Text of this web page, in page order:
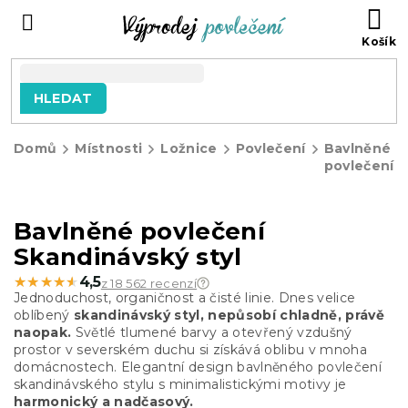
HLEDAT
Domů Místnosti Ložnice Povlečení
Bavlněné
povlečení
Bavlněné povlečení
Skandinávský styl
★★★★★
★★★★★ 4,5z 18 562 recenzí
Jednoduchost, organičnost a čisté linie. Dnes velice
oblíbený skandinávský styl, nepůsobí chladně, právě
naopak. Světlé tlumené barvy a otevřený vzdušný
prostor v severském duchu si získává oblibu v mnoha
domácnostech. Elegantní design bavlněného povlečení
skandinávského stylu s minimalistickými motivy je
harmonický a nadčasový.